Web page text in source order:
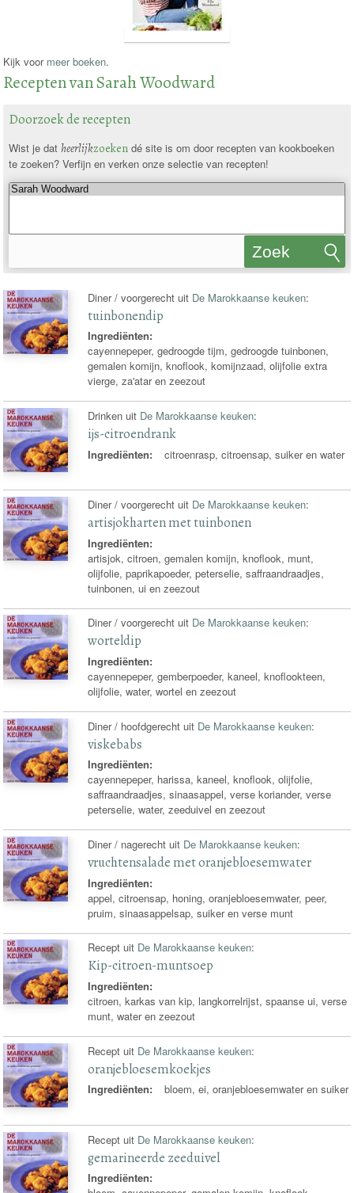
Kijk voor meer boeken.
Recepten van Sarah Woodward
Doorzoek de recepten
Wist je dat heerlijkzoekendé site is om door recepten van kookboeken
te zoeken? Verfijn en verken onze selectie van recepten!
Zoek
Diner / voorgerecht uit De Marokkaanse keuken:
tuinbonendip
Ingrediënten:
cayennepeper, gedroogde tijm, gedroogde tuinbonen,
gemalen komijn, knoflook, komijnzaad, olijfolie extra
vierge, za'atar en zeezout
Drinken uit De Marokkaanse keuken:
ijs-citroendrank
Ingrediënten: citroenrasp, citroensap, suiker en water
Diner / voorgerecht uit De Marokkaanse keuken:
artisjokharten met tuinbonen
Ingrediënten:
artisjok, citroen, gemalen komijn, knoflook, munt,
olijfolie, paprikapoeder, peterselie, saffraandraadjes,
tuinbonen, ui en zeezout
Diner / voorgerecht uit De Marokkaanse keuken:
worteldip
Ingrediënten:
cayennepeper, gemberpoeder, kaneel, knoflookteen,
olijfolie, water, wortel en zeezout
Diner / hoofdgerecht uit De Marokkaanse keuken:
viskebabs
Ingrediënten:
cayennepeper, harissa, kaneel, knoflook, olijfolie,
saffraandraadjes, sinaasappel, verse koriander, verse
peterselie, water, zeeduivel en zeezout
Diner / nagerecht uit De Marokkaanse keuken:
vruchtensalade met oranjebloesemwater
Ingrediënten:
appel, citroensap, honing, oranjebloesemwater, peer,
pruim, sinaasappelsap, suiker en verse munt
Recept uit De Marokkaanse keuken:
Kip-citroen-muntsoep
Ingrediënten:
citroen, karkas van kip, langkorrelrijst, spaanse ui, verse
munt, water en zeezout
Recept uit De Marokkaanse keuken:
oranjebloesemkoekjes
Ingrediënten: bloem, ei, oranjebloesemwater en suiker
Recept uit De Marokkaanse keuken:
gemarineerde zeeduivel
Ingrediënten: